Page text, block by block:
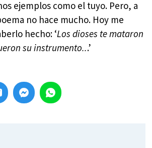
ejemplos como el tuyo. Pero, a
no hace mucho. Hoy me
hecho: ‘Los dioses te mataron
su instrumento...’